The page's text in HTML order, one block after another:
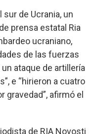
sur de Ucrania, un
prensa estatal Ria
ucraniano,
de las fuerzas
ataque de artillería
e “hirieron a cuatro
afirmó el
de RIA Novosti